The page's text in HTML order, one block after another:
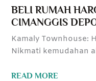
BELI RUMAH
CIMANGGIS
Kamaly Townhouse:
Nikmati kemudahan
READ MORE